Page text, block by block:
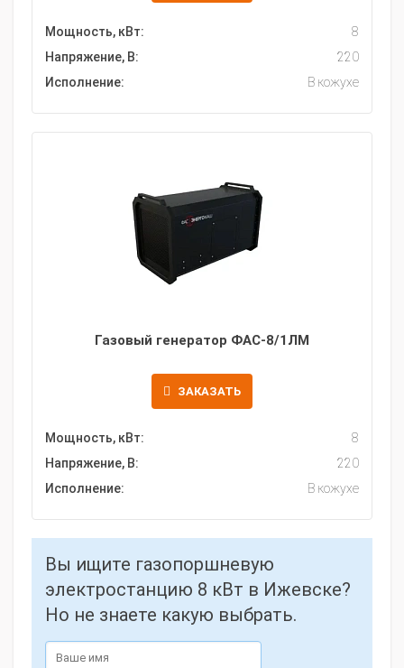
Мощность, кВт:
8
Напряжение, В:
220
Исполнение:
В кожухе
Газовый генератор ФАС-8/1ЛМ
ЗАКАЗАТЬ
Мощность, кВт:
8
Напряжение, В:
220
Исполнение:
В кожухе
Вы ищите газопоршневую
электростанцию 8 кВт в Ижевске?
Но не знаете какую выбрать.